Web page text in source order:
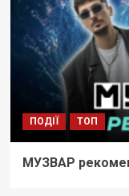
ПОДІЇ ТОП
МУЗВАР